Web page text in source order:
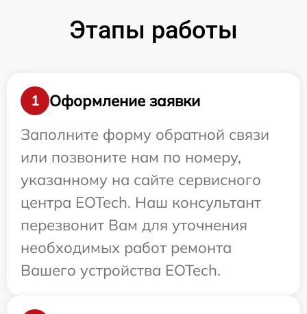
Этапы работы
1
Оформление заявки
Заполните форму обратной связи
или позвоните нам по номеру,
указанному на сайте сервисного
центра EOTech. Наш консультант
перезвонит Вам для уточнения
необходимых работ ремонта
Вашего устройства EOTech.